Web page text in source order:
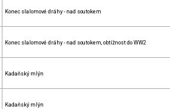
Konec slalomové dráhy - nad soutokem
Konec slalomové dráhy - nad soutokem, obtížnost do WW2
Kadaňský mlýn
Kadaňský mlýn